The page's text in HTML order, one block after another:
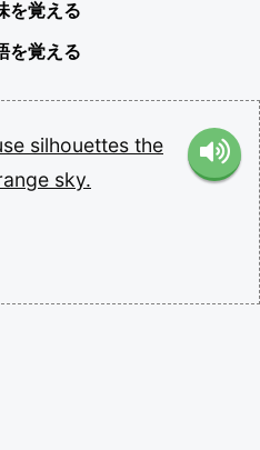
を覚える
を覚える
silhouettes the
sky.